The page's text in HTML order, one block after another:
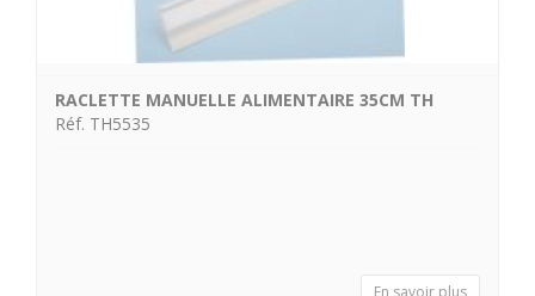
RACLETTE MANUELLE ALIMENTAIRE 35CM TH
Réf. TH5535
En savoir plus